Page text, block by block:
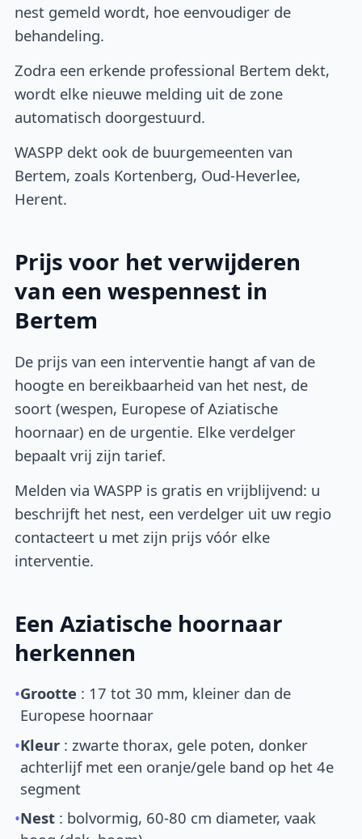
nest gemeld wordt, hoe eenvoudiger de
behandeling.
Zodra een erkende professional Bertem dekt,
wordt elke nieuwe melding uit de zone
automatisch doorgestuurd.
WASPP dekt ook de buurgemeenten van
Bertem, zoals Kortenberg, Oud-Heverlee,
Herent.
Prijs voor het verwijderen
van een wespennest in
Bertem
De prijs van een interventie hangt af van de
hoogte en bereikbaarheid van het nest, de
soort (wespen, Europese of Aziatische
hoornaar) en de urgentie. Elke verdelger
bepaalt vrij zijn tarief.
Melden via WASPP is gratis en vrijblijvend: u
beschrijft het nest, een verdelger uit uw regio
contacteert u met zijn prijs vóór elke
interventie.
Een Aziatische hoornaar
herkennen
•Grootte : 17 tot 30 mm, kleiner dan de
Europese hoornaar
•Kleur : zwarte thorax, gele poten, donker
achterlijf met een oranje/gele band op het 4e
segment
•Nest : bolvormig, 60-80 cm diameter, vaak